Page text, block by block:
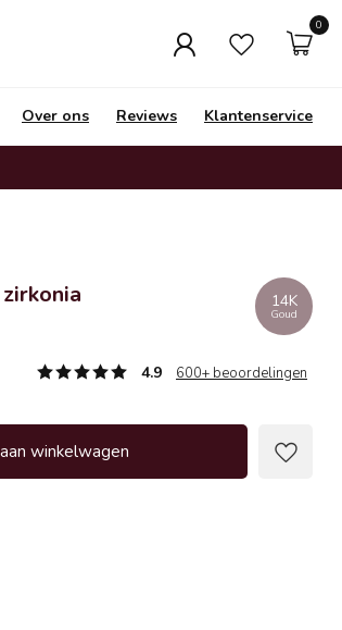
0
Over ons Reviews Klantenservice
14K
Goud
4.9 600+ beoordelingen
winkelwagen